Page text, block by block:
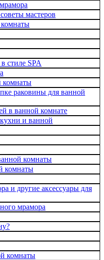
мастеров
комнаты
стиле SPA
комнаты
раковины для ванной
в ванной комнате
и ванной
комнаты
комнаты
и другие аксессуары для
мрамора
комнаты